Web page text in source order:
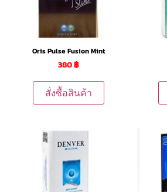
Oris Pulse Fusion Mint
380฿
สั่งซื้อสินค้า